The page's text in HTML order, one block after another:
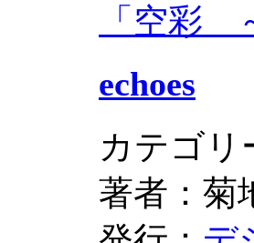
「空彩
echoes
カテゴリ
著者：菊